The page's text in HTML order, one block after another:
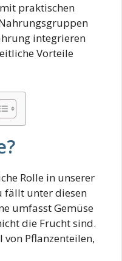
praktischen
integrieren
Vorteile
Rolle in unserer
fällt unter diesen
umfasst Gemüse
die Frucht sind.
von Pflanzenteilen,